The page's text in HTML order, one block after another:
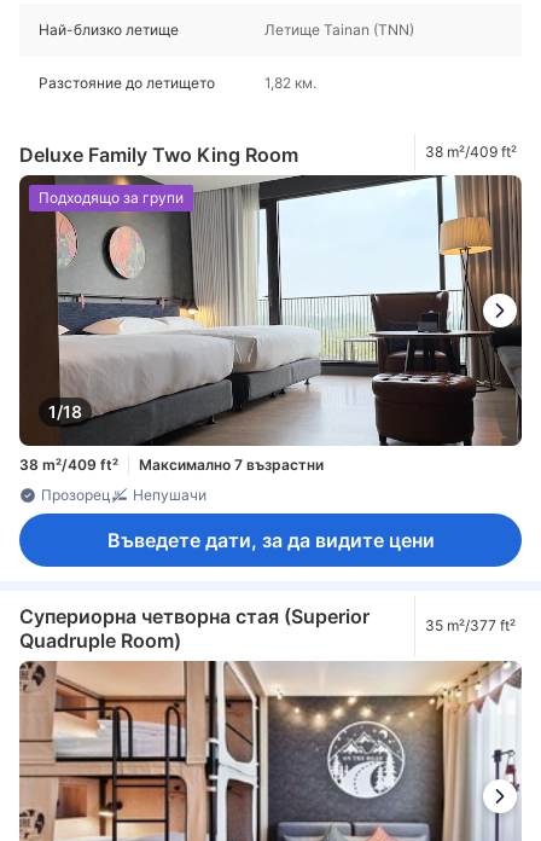
Най-близко летище Летище Tainan (TNN)
Разстояние до летището 1,82 км.
Deluxe Family Two King Room 38 m²/409 ft²
1/18
Подходящо за групи
38 m²/409 ft²
Максимално 7 възрастни
Прозорец
Непушачи
Въведете дати, за да видите цени
Супериорна четворна стая (Superior
Quadruple Room)
35 m²/377 ft²